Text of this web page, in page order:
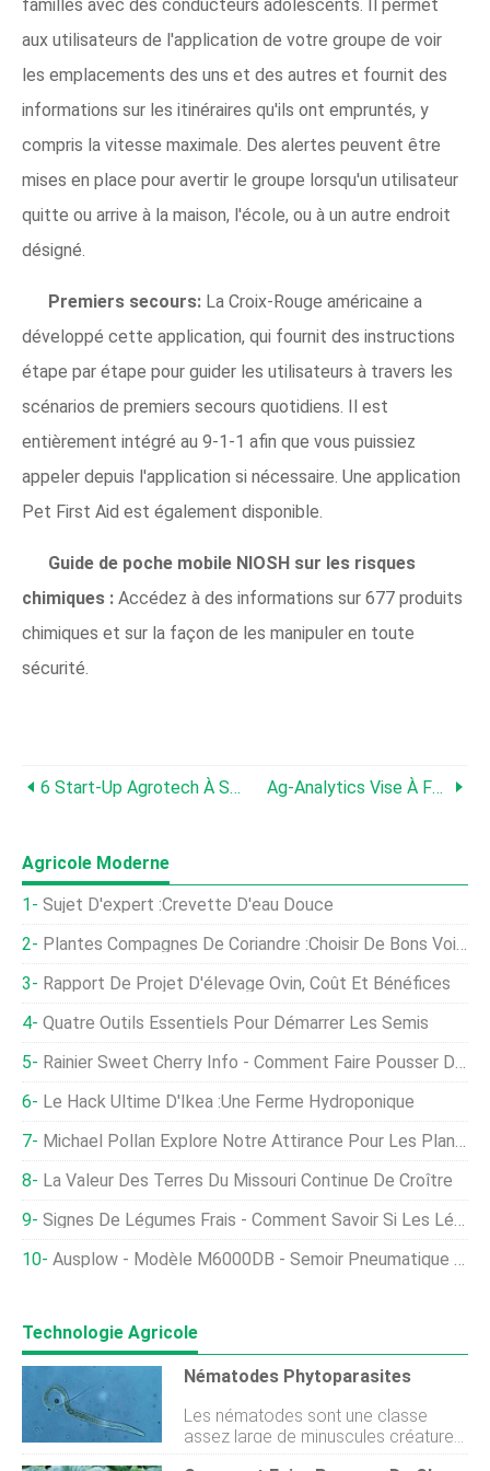
familles avec des conducteurs adolescents. Il permet
aux utilisateurs de l'application de votre groupe de voir
les emplacements des uns et des autres et fournit des
informations sur les itinéraires qu'ils ont empruntés, y
compris la vitesse maximale. Des alertes peuvent être
mises en place pour avertir le groupe lorsqu'un utilisateur
quitte ou arrive à la maison, l'école, ou à un autre endroit
désigné.
Premiers secours: La Croix-Rouge américaine a
développé cette application, qui fournit des instructions
étape par étape pour guider les utilisateurs à travers les
scénarios de premiers secours quotidiens. Il est
entièrement intégré au 9-1-1 afin que vous puissiez
appeler depuis l'application si nécessaire. Une application
Pet First Aid est également disponible.
Guide de poche mobile NIOSH sur les risques
chimiques : Accédez à des informations sur 677 produits
chimiques et sur la façon de les manipuler en toute
sécurité.
6 Start-Up Agrotech À Surveiller En 2020 Ag-Analytics Vise À Fournir Des Informations Précises Sur Les Revenus Avec Des Données
Agricole Moderne
Sujet D'expert :Crevette D'eau Douce
Plantes Compagnes De Coriandre :choisir De Bons Voisins
Rapport De Projet D'élevage Ovin, Coût Et Bénéfices
Quatre Outils Essentiels Pour Démarrer Les Semis
Rainier Sweet Cherry Info - Comment Faire Pousser Des Cerises Rainier
Le Hack Ultime D'Ikea :une Ferme Hydroponique
Michael Pollan Explore Notre Attirance Pour Les Plantes Psychoactives
La Valeur Des Terres Du Missouri Continue De Croître
Signes De Légumes Frais - Comment Savoir Si Les Légumes Sont Frais
Ausplow - Modèle M6000DB - Semoir Pneumatique À Flux Multiples
Technologie Agricole
Nématodes Phytoparasites
Les nématodes sont une classe
assez large de minuscules créatures
ressemblant à des vers qui vivent